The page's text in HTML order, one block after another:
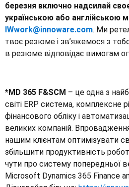
березня включно надсилай
українською або англійською
IWwork@innoware.com. Ми
твоє резюме і зв’яжемося з
в резюме відповідає вимогам
*MD 365 F&SCM – це одна з
світі ERP система, комплексне
фінансового обліку і
великих компаній.
нашим клієнтам оптимізувати
збільшити продуктивність
чути про систему попередньої
Microsoft Dynamics 365 Finance